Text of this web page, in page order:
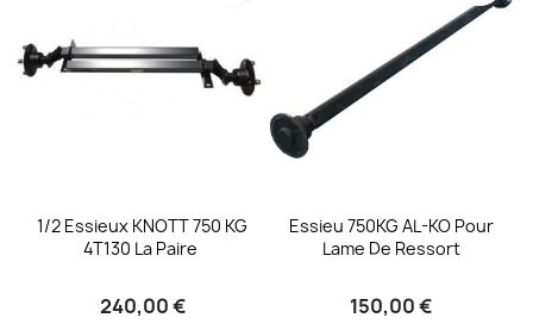
1/2 Essieux KNOTT 750 KG
4T130 La Paire
240,00 €
Essieu 750KG AL-KO Pour
Lame De Ressort
150,00 €